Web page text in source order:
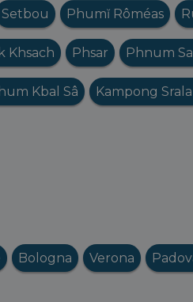
Setbou Phumĭ Rôméas
Khsach Phsar Phnum
Kbal Sâ Kampong
Bologna Verona